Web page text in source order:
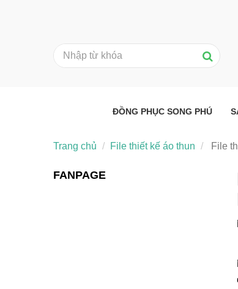
FANPAGE
ĐỒNG PHỤC SONG PHÚ
Trang chủ File thiết kế áo thun File